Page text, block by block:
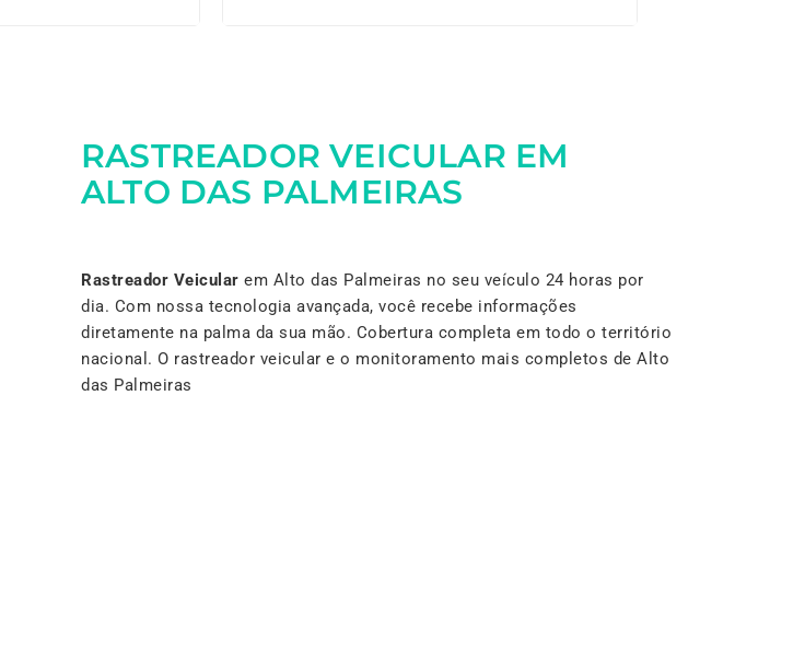
Entre em contato
RASTREADOR VEICULAR EM
ALTO DAS PALMEIRAS
Rastreador Veicular em Alto das Palmeiras no seu veículo 24 horas por
dia. Com nossa tecnologia avançada, você recebe informações
diretamente na palma da sua mão. Cobertura completa em todo o território
nacional. O rastreador veicular e o monitoramento mais completos de Alto
das Palmeiras